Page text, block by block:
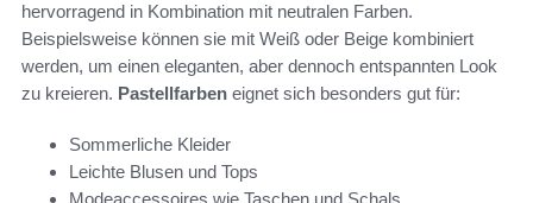
hervorragend in Kombination mit neutralen Farben.
Beispielsweise können sie mit Weiß oder Beige kombiniert
werden, um einen eleganten, aber dennoch entspannten Look
zu kreieren. Pastellfarben eignet sich besonders gut für:
Sommerliche Kleider
Leichte Blusen und Tops